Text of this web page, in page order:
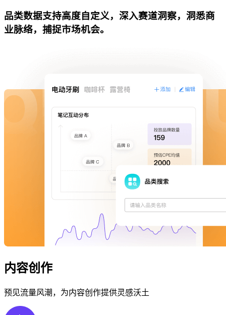
品类数据支持高度自定义，深入赛道洞察，洞悉商
业脉络，捕捉市场机会。
内容创作
预见流量风潮，为内容创作提供灵感沃土